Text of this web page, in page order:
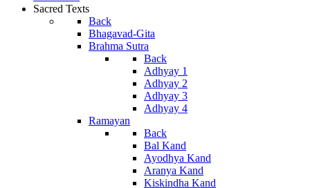
Sacred Texts
Back
Bhagavad-Gita
Brahma Sutra
Back
Adhyay 1
Adhyay 2
Adhyay 3
Adhyay 4
Ramayan
Back
Bal Kand
Ayodhya Kand
Aranya Kand
Kiskindha Kand